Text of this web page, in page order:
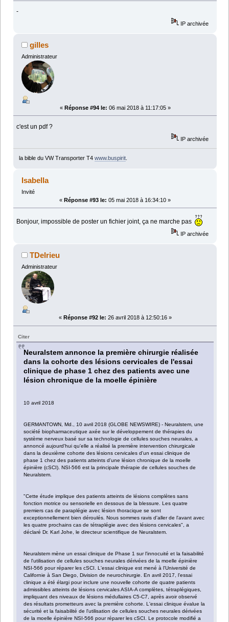
-
IP archivée
gilles
Administrateur
« Réponse #94 le: 06 mai 2018 à 11:17:05 »
c'est un pdf ?
IP archivée
la bible du VW Transporter T4 www.buspirit.
Isabella
Invité
« Réponse #93 le: 05 mai 2018 à 16:34:10 »
Bonjour, impossible de poster un fichier joint, ça ne marche pas
IP archivée
TDelrieu
Administrateur
« Réponse #92 le: 26 avril 2018 à 12:50:16 »
Citer
Neuralstem annonce la première chirurgie réalisée
dans la cohorte des lésions cervicales de l'essai
clinique de phase 1 chez des patients avec une
lésion chronique de la moelle épinière
10 avril 2018
GERMANTOWN, Md., 10 avril 2018 (GLOBE NEWSWIRE) - Neuralstem, une
société biopharmaceutique axée sur le développement de thérapies du
système nerveux basé sur sa technologie de cellules souches neurales, a
annoncé aujourd'hui qu'elle a réalisé la première intervention chirurgicale
dans la deuxième cohorte des lésions cervicales d'un essai clinique de
phase 1 chez des patients atteints d'une lésion chronique de la moelle
épinière (cSCI). NSI-566 est la principale thérapie de cellules souches de
Neuralstem.
"Cette étude implique des patients atteints de lésions complètes sans
fonction motrice ou sensorielle en dessous de la blessure. Les quatre
premiers cas de paraplégie avec lésion thoracique se sont
exceptionnellement bien déroulés. Nous sommes ravis d'aller de l'avant avec
les quatre prochains cas de tétraplégie avec des lésions cervicales", a
déclaré Dr. Karl Johe, le directeur scientifique de Neuralstem.
Neuralstem mène un essai clinique de Phase 1 sur l'innocuité et la faisabilité
de l'utilisation de cellules souches neurales dérivées de la moelle épinière
NSI-566 pour réparer les cSCI. L'essai clinique est mené à l'Université de
Californie à San Diego, Division de neurochirurgie. En avril 2017, l'essai
clinique a été élargi pour inclure une nouvelle cohorte de quatre patients
admissibles atteints de lésions cervicales ASIA-A complètes, tétraplégiques,
impliquant des niveaux de lésions médullaires C5-C7, après avoir observé
des résultats prometteurs avec la première cohorte. L'essai clinique évalue la
sécurité et la faisabilité de l'utilisation de cellules souches neurales dérivées
de la moelle épinière NSI-566 pour réparer les cSCI. Le protocole modifié a